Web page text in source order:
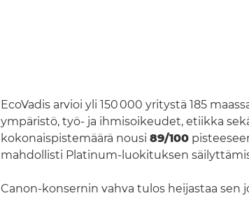
EcoVadis arvioi yli 150 000 yritystä 185
ympäristö, työ- ja ihmisoikeudet, etiikka
kokonaispistemäärä nousi 89/100
mahdollisti Platinum-luokituksen
Canon-konsernin vahva tulos heijastaa